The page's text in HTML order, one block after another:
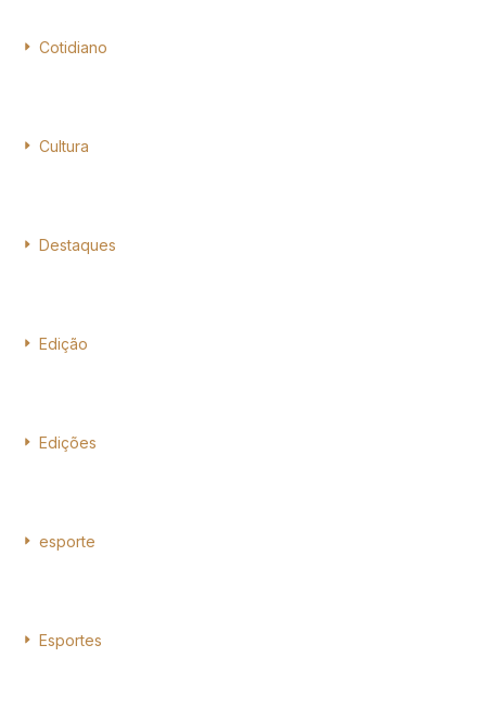
Cotidiano
Cultura
Destaques
Edição
Edições
esporte
Esportes